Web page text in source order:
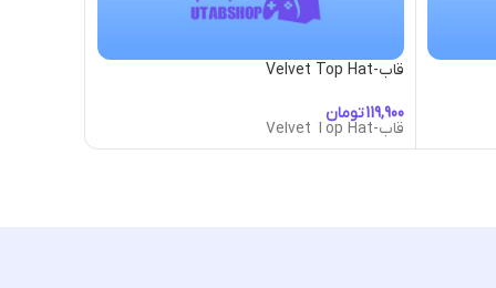
قاب-Velvet Top Hat
تومان
قاب-Velvet Top Hat